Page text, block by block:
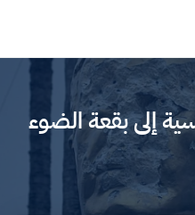
إلى بقعة الضوء